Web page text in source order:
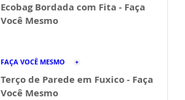
Ecobag Bordada com Fita - Faça
Você Mesmo
FAÇA VOCÊ MESMO
Terço de Parede em Fuxico - Faça
Você Mesmo